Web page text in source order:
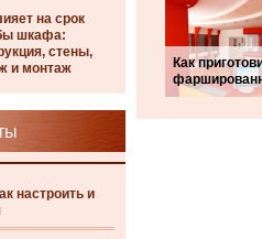
на срок
шкафа:
стены,
и монтаж
настроить и
Как